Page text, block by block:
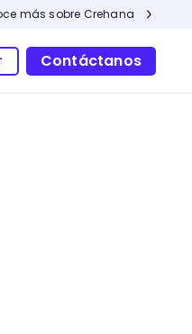
más sobre Crehana
Contáctanos